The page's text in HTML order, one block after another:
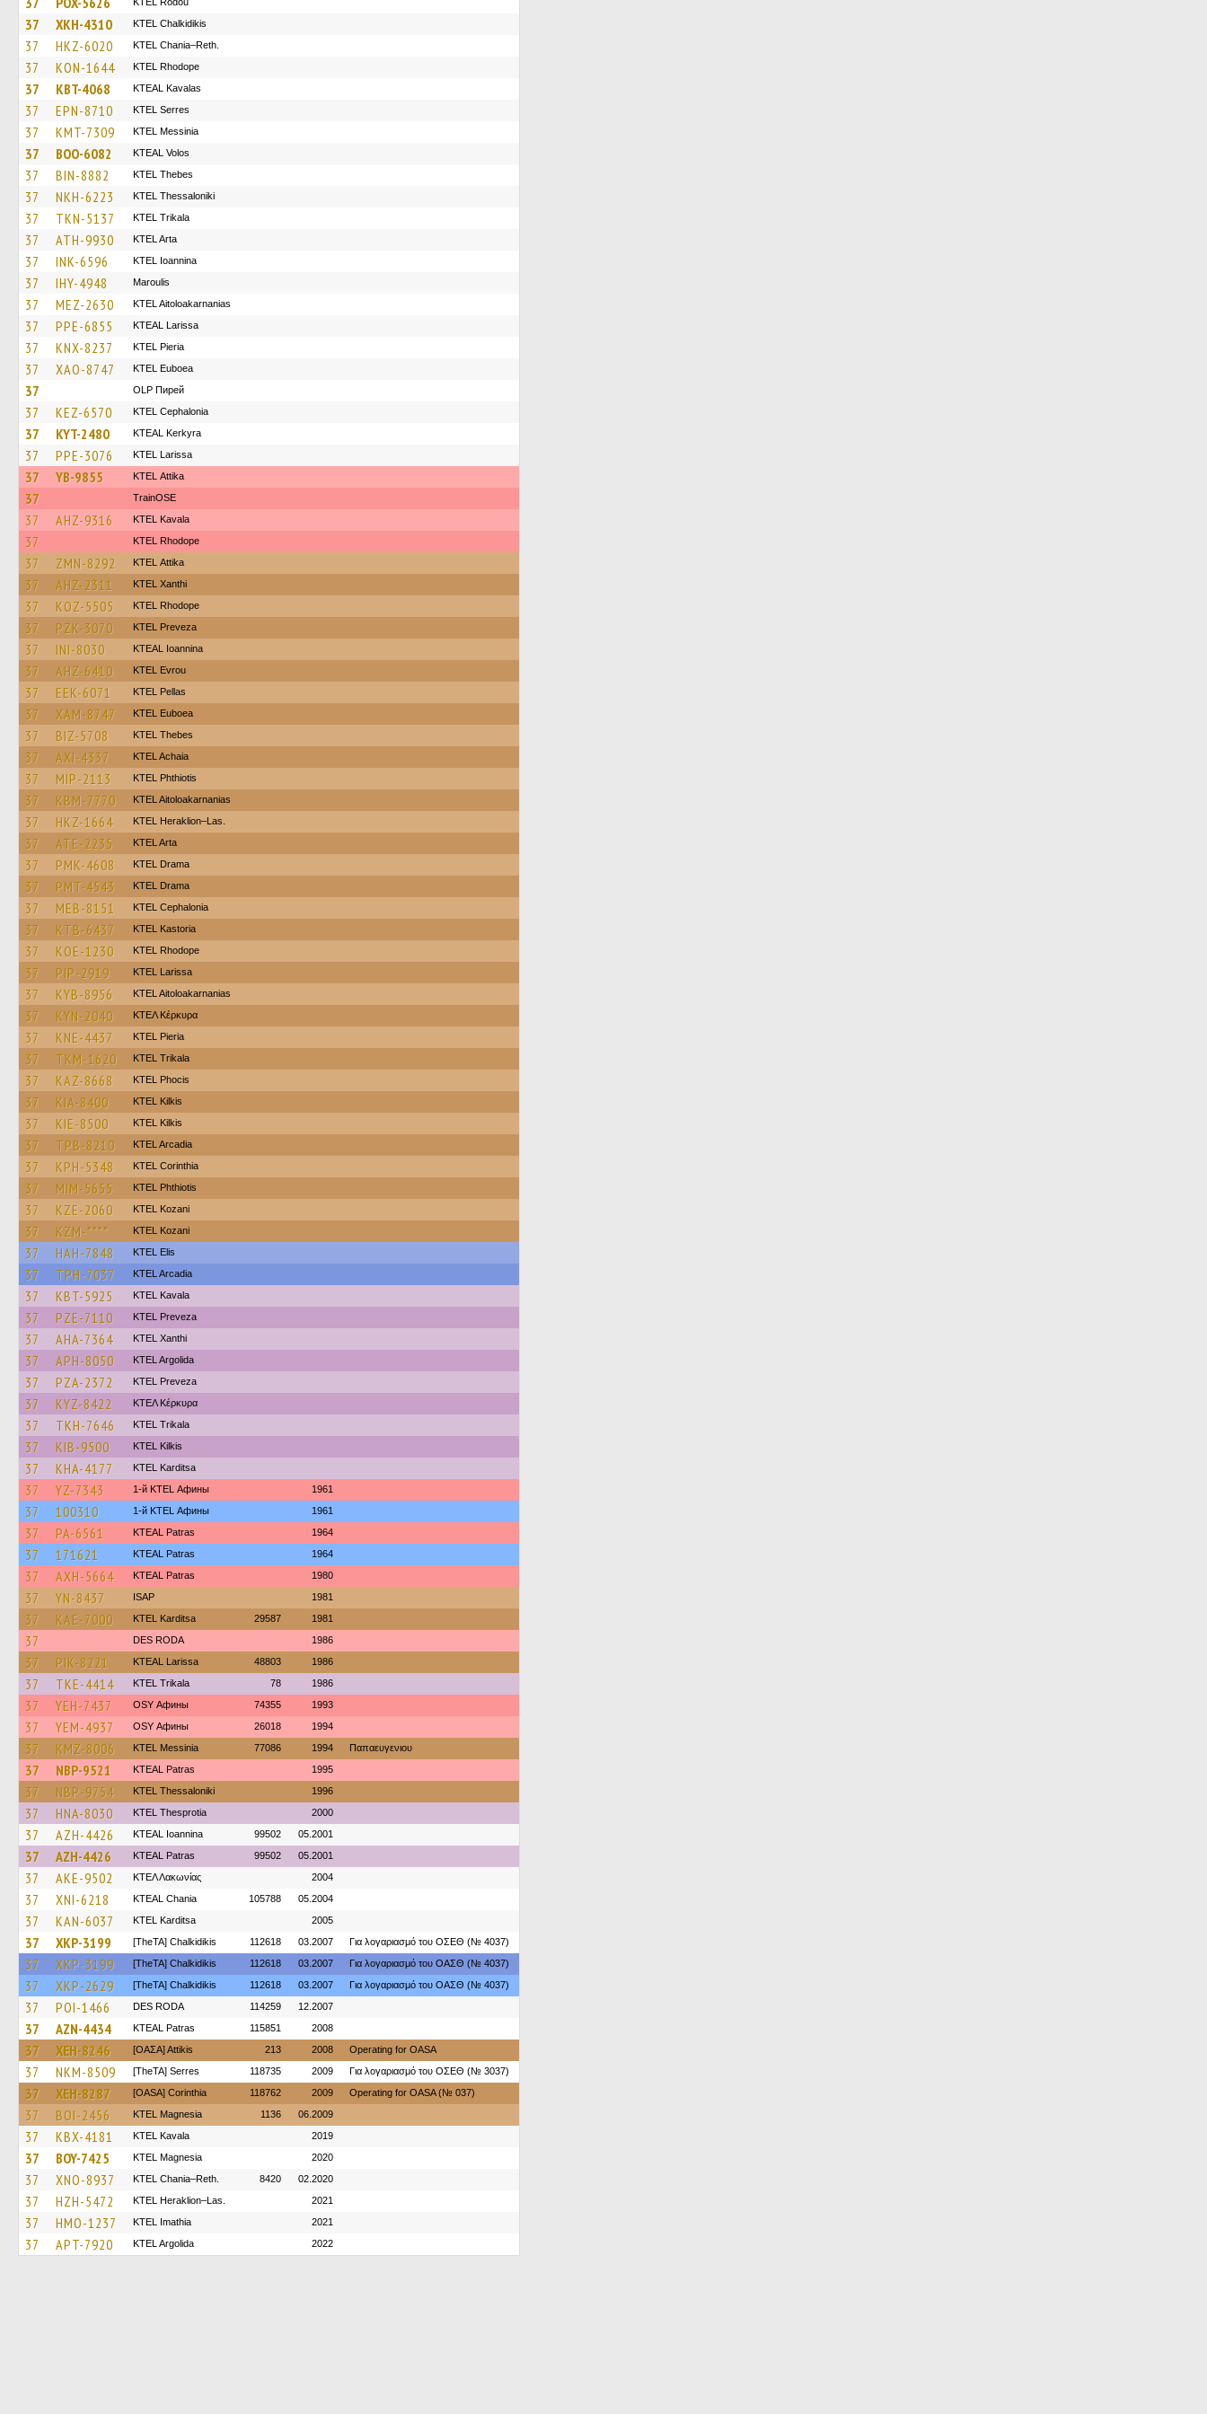
37 XKH-4310 ΚΤΕL Chalkidikis
37 HKZ-6020 KTEL Chania–Reth.
37 KON-1644 KTEL Rhodope
37 KBT-4068 KTEAL Kavalas
37 EPN-8710 KTEL Serres
37 KMT-7309 KTEL Messinia
37 BOO-6082 KTEAL Volos
37 BIN-8882 KTEL Thebes
37 NKH-6223 KTEL Thessaloniki
37 TKN-5137 ΚΤΕL Τrikala
37 ATH-9930 KTEL Arta
37 INK-6596 KTEL Ioannina
37 IHY-4948 Maroulis
37 MEZ-2630 KTEL Aitoloakarnanias
37 PPE-6855 KTEAL Larissa
37 KNX-8237 KTEL Pieria
37 XAO-8747 ΚΤΕL Euboea
37 OLP Пирей
37 KEZ-6570 KTEL Cephalonia
37 KYT-2480 KTEAL Kerkyra
37 PPE-3076 KTEL Larissa
37 YB-9855 KΤΕL Αttika
37 TrainΟSE
37 AHZ-9316 KTEL Kavala
37 KTEL Rhodope
37 ZMN-8292 KΤΕL Αttika
37 AHZ-2311 KTEL Xanthi
37 KOZ-5505 KTEL Rhodope
37 PZK-3070 KTEL Preveza
37 INI-8030 KTEAL Ioannina
37 AHZ-6410 KTEL Evrou
37 EEK-6071 KTEL Pellas
37 XAM-8747 ΚΤΕL Euboea
37 BIZ-5708 KTEL Thebes
37 AXI-4337 KTEL Achaia
37 MIP-2113 ΚΤΕL Phthiotis
37 KBM-7770 KTEL Aitoloakarnanias
37 HKZ-1664 KTEL Heraklion–Las.
37 ATE-2235 KTEL Arta
37 PMK-4608 KTEL Drama
37 PMT-4543 KTEL Drama
37 MEB-8151 KTEL Cephalonia
37 KTB-6437 KTEL Kastoria
37 KOE-1230 KTEL Rhodope
37 PIP-2919 KTEL Larissa
37 KYB-8956 KTEL Aitoloakarnanias
37 KYN-2040 ΚΤΕΛ Κέρκυρα
37 KNE-4437 KTEL Pieria
37 TKM-1620 ΚΤΕL Τrikala
37 KAZ-8668 ΚΤΕL Phocis
37 KIA-8400 KTEL Kilkis
37 KIE-8500 KTEL Kilkis
37 TPB-8210 KTEL Arcadia
37 KPH-5348 KTEL Corinthia
37 MIM-5655 ΚΤΕL Phthiotis
37 KZE-2060 ΚΤΕL Kozani
37 KZM-**** ΚΤΕL Kozani
37 HAH-7848 KTEL Elis
37 TPH-7037 KTEL Arcadia
37 KBT-5925 KTEL Kavala
37 PZE-7110 KTEL Preveza
37 AHA-7364 KTEL Xanthi
37 APH-8050 KTEL Argolida
37 PZA-2372 KTEL Preveza
37 KYZ-8422 ΚΤΕΛ Κέρκυρα
37 TKH-7646 ΚΤΕL Τrikala
37 KIB-9500 KTEL Kilkis
37 KHA-4177 ΚΤΕL Karditsa
37 YZ-7343 1-й KTEL Афины 1961
37 100310 1-й KTEL Афины 1961
37 PA-6561 KTEAL Patras 1964
37 171621 KTEAL Patras 1964
37 AXH-5664 KTEAL Patras 1980
37 YN-8437 ISAP 1981
37 KAE-7000 ΚΤΕL Karditsa 29587 1981
37 DES RODA 1986
37 PIK-8221 KTEAL Larissa 48803 1986
37 TKE-4414 ΚΤΕL Τrikala 78 1986
37 YEH-7437 OSY Афины 74355 1993
37 YEM-4937 OSY Афины 26018 1994
37 KMZ-8006 KTEL Messinia 77086 1994 Παπαευγενιου
37 NBP-9521 KTEAL Patras 1995
37 NBP-9754 KTEL Thessaloniki 1996
37 HNA-8030 KTEL Thesprotia 2000
37 AZH-4426 KTEAL Ioannina 99502 05.2001
37 AZH-4426 KTEAL Patras 99502 05.2001
37 AKE-9502 ΚΤΕΛ Λακωνίας 2004
37 XNI-6218 KTEAL Chania 105788 05.2004
37 KAN-6037 ΚΤΕL Karditsa 2005
37 XKP-3199 [TheTA] Chalkidikis 112618 03.2007 Για λογαριασμό του ΟΣΕΘ (№ 4037)
37 XKP-3199 [TheTA] Chalkidikis 112618 03.2007 Για λογαριασμό του ΟΑΣΘ (№ 4037)
37 XKP-2629 [TheTA] Chalkidikis 112618 03.2007 Για λογαριασμό του ΟΑΣΘ (№ 4037)
37 POI-1466 DES RODA 114259 12.2007
37 AZN-4434 KTEAL Patras 115851 2008
37 XEH-8246 [ΟΑΣΑ] Αttikis 213 2008 Operating for OASA
37 NKM-8509 [TheTA] Serres 118735 2009 Για λογαριασμό του ΟΣΕΘ (№ 3037)
37 XEH-8287 [OASA] Corinthia 118762 2009 Operating for OASA (№ 037)
37 BOI-2456 ΚΤΕL Magnesia 1136 06.2009
37 KBX-4181 KTEL Kavala 2019
37 BOY-7425 ΚΤΕL Magnesia 2020
37 XNO-8937 KTEL Chania–Reth. 8420 02.2020
37 HZH-5472 KTEL Heraklion–Las. 2021
37 HMO-1237 KTEL Imathia 2021
37 APT-7920 KTEL Argolida 2022